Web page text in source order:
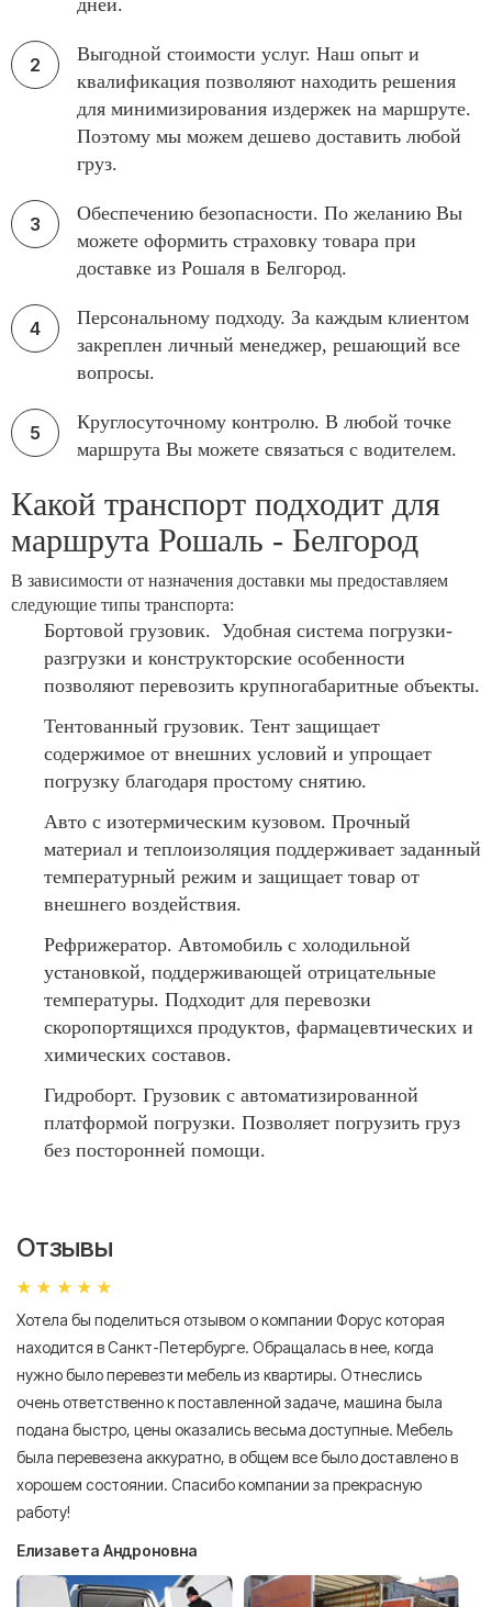
дней.
Выгодной стоимости услуг. Наш опыт и
квалификация позволяют находить решения
для минимизирования издержек на маршруте.
Поэтому мы можем дешево доставить любой
груз.
Обеспечению безопасности. По желанию Вы
можете оформить страховку товара при
доставке из Рошаля в Белгород.
Персональному подходу. За каждым клиентом
закреплен личный менеджер, решающий все
вопросы.
Круглосуточному контролю. В любой точке
маршрута Вы можете связаться с водителем.
Какой транспорт подходит для
маршрута Рошаль - Белгород
В зависимости от назначения доставки мы предоставляем
следующие типы транспорта:
Бортовой грузовик. Удобная система погрузки-
разгрузки и конструкторские особенности
позволяют перевозить крупногабаритные объекты.
Тентованный грузовик. Тент защищает
содержимое от внешних условий и упрощает
погрузку благодаря простому снятию.
Авто с изотермическим кузовом. Прочный
материал и теплоизоляция поддерживает заданный
температурный режим и защищает товар от
внешнего воздействия.
Рефрижератор. Автомобиль с холодильной
установкой, поддерживающей отрицательные
температуры. Подходит для перевозки
скоропортящихся продуктов, фармацевтических и
химических составов.
Гидроборт. Грузовик с автоматизированной
платформой погрузки. Позволяет погрузить груз
без посторонней помощи.
Отзывы
Хотела бы поделиться отзывом о компании Форус которая
находится в Санкт-Петербурге. Обращалась в нее, когда
нужно было перевезти мебель из квартиры. Отнеслись
очень ответственно к поставленной задаче, машина была
подана быстро, цены оказались весьма доступные. Мебель
была перевезена аккуратно, в общем все было доставлено в
хорошем состоянии. Спасибо компании за прекрасную
работу!
Елизавета Андроновна